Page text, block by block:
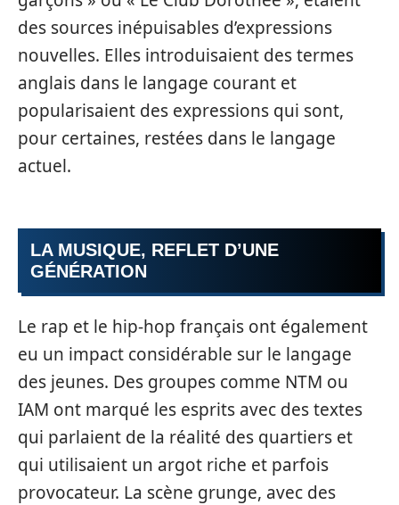
des sources inépuisables d’expressions
nouvelles. Elles introduisaient des termes
anglais dans le langage courant et
popularisaient des expressions qui sont,
pour certaines, restées dans le langage
actuel.
LA MUSIQUE, REFLET D’UNE
GÉNÉRATION
Le rap et le hip-hop français ont également
eu un impact considérable sur le langage
des jeunes. Des groupes comme NTM ou
IAM ont marqué les esprits avec des textes
qui parlaient de la réalité des quartiers et
qui utilisaient un argot riche et parfois
provocateur. La scène grunge, avec des